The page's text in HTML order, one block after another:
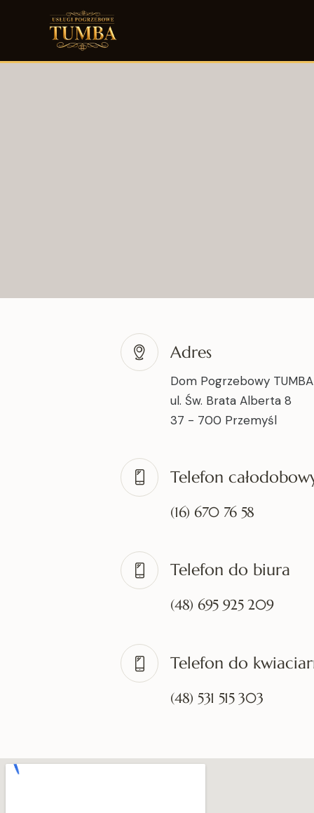
Adres
Dom Pogrzebowy TUMBA
ul. Św. Brata Alberta 8
37 - 700 Przemyśl
Telefon
(16) 670 76 58
Telefon do biura
(48) 695 925 209
Telefon do
(48) 531 515 303